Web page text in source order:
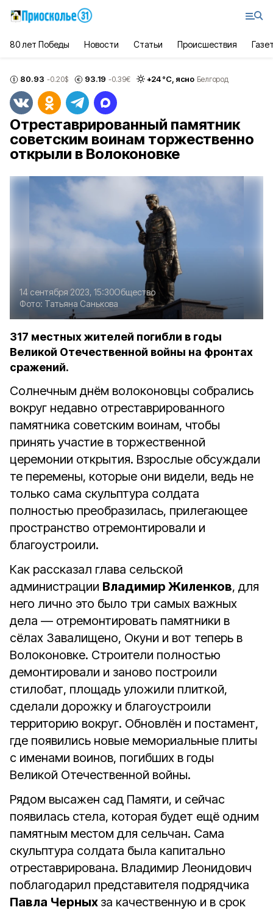
80 лет Победы Новости Статьи Происшествия
80.93 -0.20$ 93.19 -0.39€ +24°С, ясно Белгород
Отреставрированный памятник
советским воинам торжественно
открыли в Волоконовке
14 сентября 2023, 15:30Общество
Фото: Татьяна Санькова
317 местных жителей погибли в годы
Великой Отечественной войны на фронтах
сражений.
Солнечным днём волоконовцы собрались
вокруг недавно отреставрированного
памятника советским воинам, чтобы
принять участие в торжественной
церемонии открытия. Взрослые обсуждали
те перемены, которые они видели, ведь не
только сама скульптура солдата
полностью преобразилась, прилегающее
пространство отремонтировали и
благоустроили.
Как рассказал глава сельской
администрации Владимир Жиленков, для
него лично это было три самых важных
дела — отремонтировать памятники в
сёлах Завалищено, Окуни и вот теперь в
Волоконовке. Строители полностью
демонтировали и заново построили
стилобат, площадь уложили плиткой,
сделали дорожку и благоустроили
территорию вокруг. Обновлён и постамент,
где появились новые мемориальные плиты
с именами воинов, погибших в годы
Великой Отечественной войны.
Рядом высажен сад Памяти, и сейчас
появилась стела, которая будет ещё одним
памятным местом для сельчан. Сама
скульптура солдата была капитально
отреставрирована. Владимир Леонидович
поблагодарил представителя подрядчика
Павла Черных за качественную и в срок